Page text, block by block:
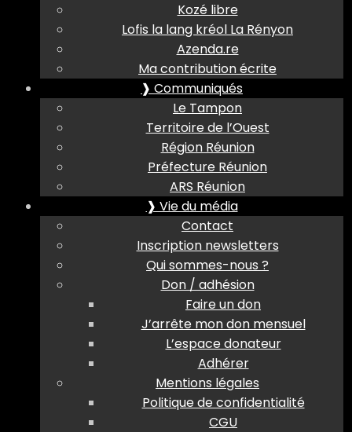
Kozé libre
Lofis la lang kréol La Rényon
Azenda.re
Ma contribution écrite
❱ Communiqués
Le Tampon
Territoire de l’Ouest
Région Réunion
Préfecture Réunion
ARS Réunion
❱ Vie du média
Contact
Inscription newsletters
Qui sommes-nous ?
Don / adhésion
Faire un don
J’arrête mon don mensuel
L’espace donateur
Adhérer
Mentions légales
Politique de confidentialité
CGU